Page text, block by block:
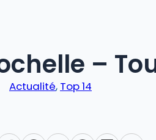
–
Actualité, Top 14